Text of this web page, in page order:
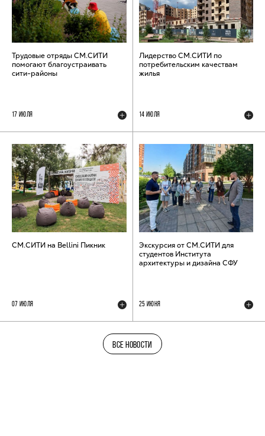
Трудовые отряды СМ.СИТИ
помогают благоустраивать
сити-районы
17 ИЮЛЯ
Лидерство СМ.СИТИ по
потребительским качествам
жилья
14 ИЮЛЯ
СМ.СИТИ на Bellini Пикник
07 ИЮЛЯ
Экскурсия от СМ.СИТИ для
студентов Института
архитектуры и дизайна СФУ
25 ИЮНЯ
ВСЕ НОВОСТИ